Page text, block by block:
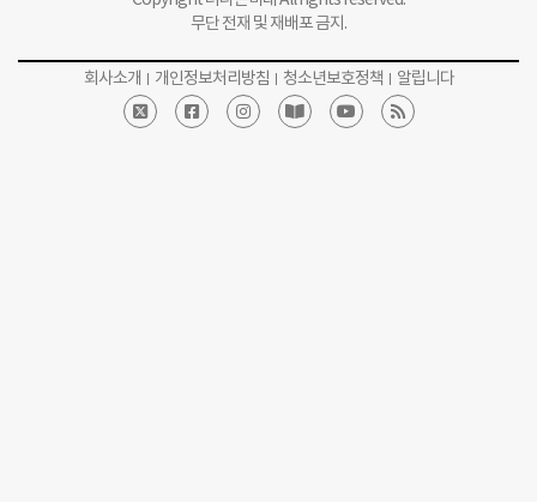
무단 전재 및 재배포 금지.
회사소개 개인정보처리방침 청소년보호정책 알립니다